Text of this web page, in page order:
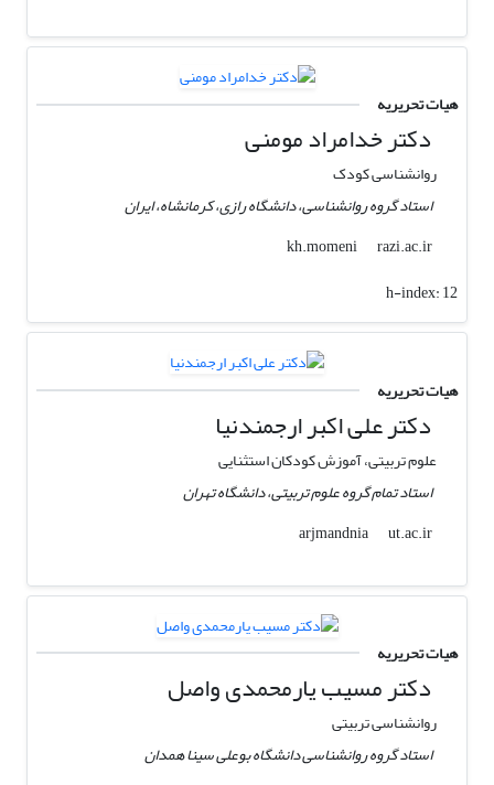
هیات تحریریه
دکتر خدامراد مومنی
روانشناسی کودک
استاد گروه روانشناسی، دانشگاه رازی، کرمانشاه، ایران
kh.momeni
razi.ac.ir
h-index:12
هیات تحریریه
دکتر علی اکبر ارجمندنیا
علوم تربیتی، آموزش کودکان استثنایی
استاد تمام گروه علوم تربیتی، دانشگاه تهران
arjmandnia
ut.ac.ir
هیات تحریریه
دکتر مسیب یارمحمدی واصل
روانشناسی تربیتی
استاد گروه روانشناسی دانشگاه بوعلی سینا همدان